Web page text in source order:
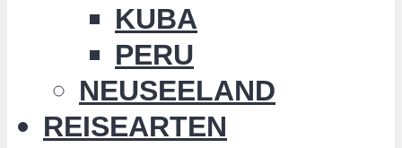
KUBA
PERU
NEUSEELAND
REISEARTEN